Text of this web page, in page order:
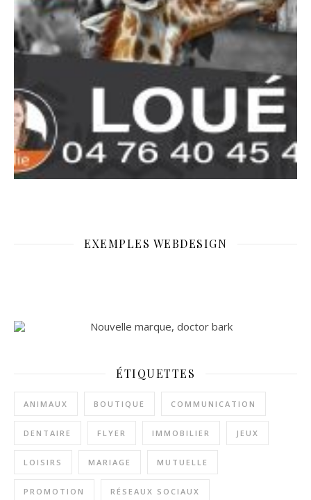
EXEMPLES WEBDESIGN
ÉTIQUETTES
ANIMAUX BOUTIQUE COMMUNICATION
DENTAIRE FLYER IMMOBILIER JEUX
LOISIRS MARIAGE MUTUELLE
PROMOTION RÉSEAUX SOCIAUX